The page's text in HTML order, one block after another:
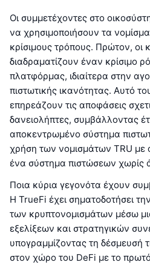
Οι συμμετέχοντες στο
να χρησιμοποιήσουν τα
κρίσιμους τρόπους. Πρώτον, οι
διαδραματίζουν έναν κρίσιμο
πλατφόρμας, ιδιαίτερα στην
πιστωτικής ικανότητας. Αυτό
επηρεάζουν τις αποφάσεις
δανειολήπτες, συμβάλλοντας
αποκεντρωμένο σύστημα
χρήση των νομισμάτων TRU με
ένα σύστημα πιστώσεων χωρίς
Ποια κύρια γεγονότα έχουν
Η TrueFi έχει σηματοδοτήσει
των κρυπτονομισμάτων μέσω
εξελίξεων και στρατηγικών
υπογραμμίζοντας τη δέσμευσή
στον χώρο του DeFi με το